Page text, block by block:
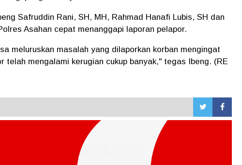
Safruddin Rani, SH, MH, Rahmad Hanafi Lubis, SH dan
Asahan cepat menanggapi laporan pelapor.
meluruskan masalah yang dilaporkan korban mengingat
telah mengalami kerugian cukup banyak," tegas Ibeng. (RE